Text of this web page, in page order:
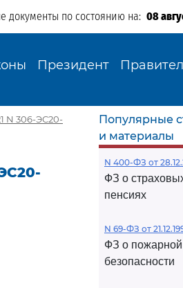
документы по состоянию на: 08
Президент
N 306-ЭС20-
Популярные
и материалы
N 400-ФЗ от
ФЗ о
пенсиях
N 69-ФЗ от
ФЗ о пожарной
безопасности